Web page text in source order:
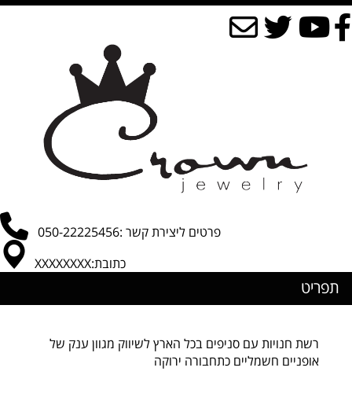
פרטים ליצירת קשר :050-22225456
כתובת:XXXXXXXX
תפריט
רשת חנויות עם סניפים בכל הארץ לשיווק מגוון ענק של
אופניים חשמליים כתחבורה ירוקה